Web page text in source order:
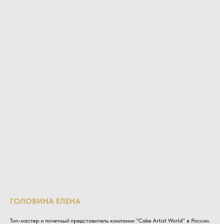
ГОЛОВИНА ЕЛЕНА
Топ-мастер и почетный представитель компании "Cake Artist World" в России.